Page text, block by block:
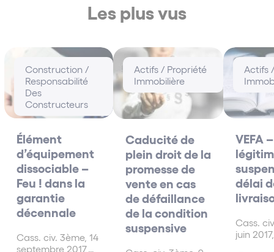
Les plus vus
Construction /
Responsabilité
Des
Constructeurs
Élément
d’équipement
dissociable –
Feu ! dans la
garantie
décennale
Cass. civ. 3ème, 14
septembre 2017,
Actifs / Propriété
Immobilière
Caducité de
plein droit de la
promesse de
vente en cas
de défaillance
de la condition
suspensive
Actifs
VEFA
délai
Cass.
juin